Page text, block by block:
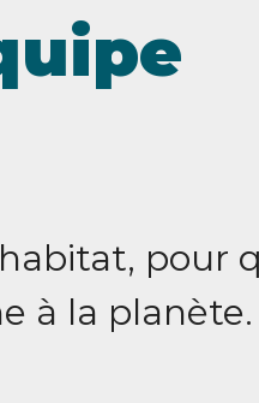
pour
à la planète.